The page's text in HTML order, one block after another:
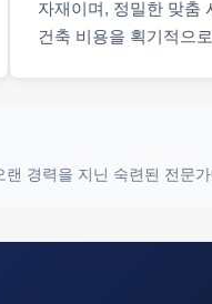
자재이며, 정밀한 맞춤
건축 비용을 획기적으
경력을 지닌 숙련된 전문